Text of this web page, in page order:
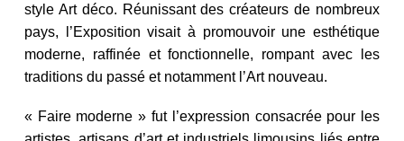
style Art déco. Réunissant des créateurs de nombreux
pays, l’Exposition visait à promouvoir une esthétique
moderne, raffinée et fonctionnelle, rompant avec les
traditions du passé et notamment l’Art nouveau.
« Faire moderne » fut l’expression consacrée pour les